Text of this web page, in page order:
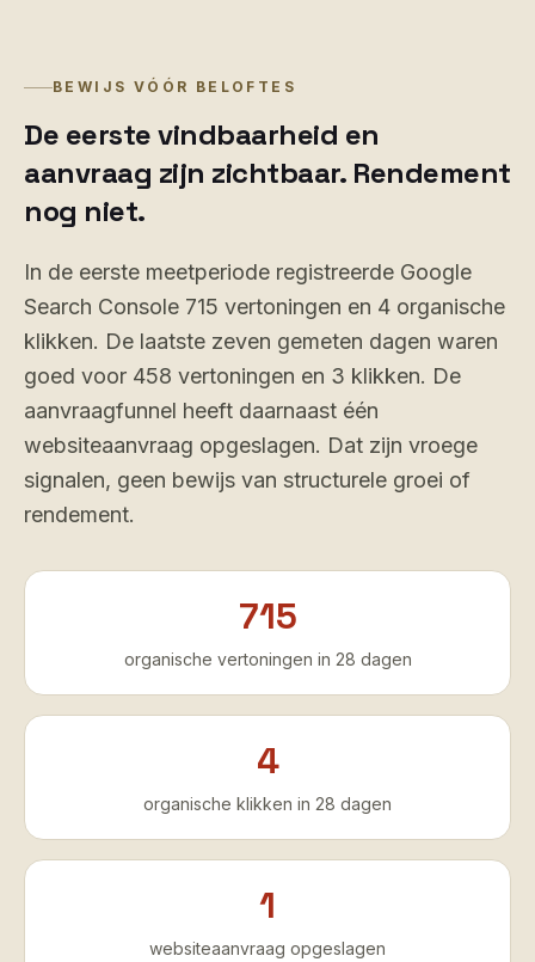
BEWIJS VÓÓR BELOFTES
De eerste vindbaarheid en
aanvraag zijn zichtbaar. Rendement
nog niet.
In de eerste meetperiode registreerde Google
Search Console 715 vertoningen en 4 organische
klikken. De laatste zeven gemeten dagen waren
goed voor 458 vertoningen en 3 klikken. De
aanvraagfunnel heeft daarnaast één
websiteaanvraag opgeslagen. Dat zijn vroege
signalen, geen bewijs van structurele groei of
rendement.
715
organische vertoningen in 28 dagen
4
organische klikken in 28 dagen
1
websiteaanvraag opgeslagen